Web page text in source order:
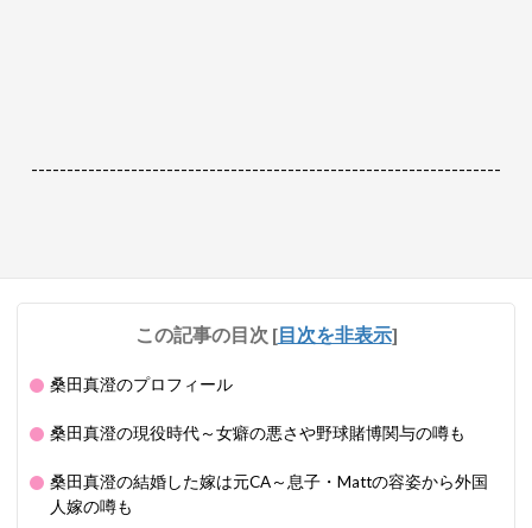
------------------------------------------------------------------
この記事の目次 [目次を非表示]
桑田真澄のプロフィール
桑田真澄の現役時代～女癖の悪さや野球賭博関与の噂も
桑田真澄の結婚した嫁は元CA～息子・Mattの容姿から外国
人嫁の噂も